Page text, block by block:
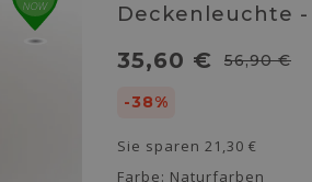
Deckenleuchte -
35,60 € 56,90 €
-38%
Sie sparen 21,30 €
Farbe: Naturfarben